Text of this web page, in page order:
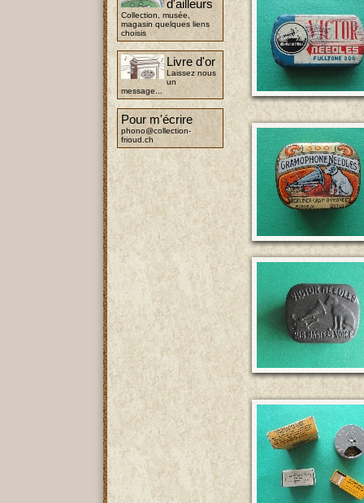
d'ailleurs
Collection, musée,
magasin quelques liens
choisis
Livre d'or
Laissez nous
un
message...
Pour m'écrire
phono@collection-
frioud.ch